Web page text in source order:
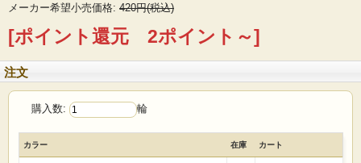
メーカー希望小売価格: 420円(税込)
[ポイント還元 2ポイント～]
注文
購入数: 輪
カラー 在庫 カート